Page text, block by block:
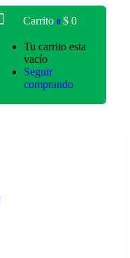
Carrito 0 $ 0
Tu carrito esta
vacío
Seguir
comprando